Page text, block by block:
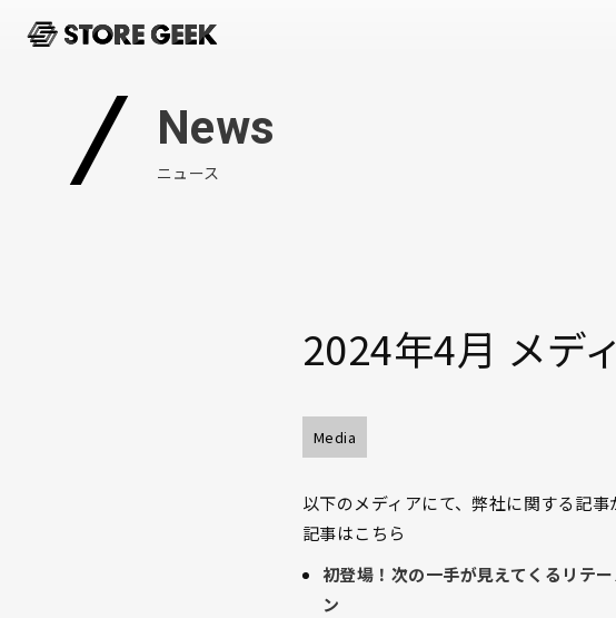
News
ニュース
2024年4月 メデ
Media
以下のメディアにて、弊社に関する記事
記事はこちら
初登場！次の一手が見えてくるリテ
ン